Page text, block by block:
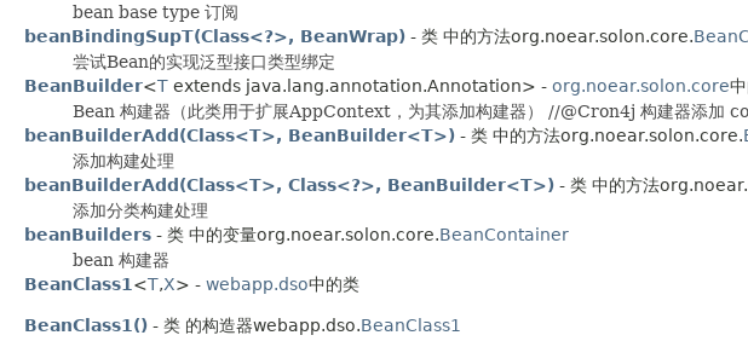
bean base type 订阅
beanBindingSupT(Class<?>, BeanWrap) - 类 中的方法org.noear.solon.core.
尝试Bean的实现泛型接口类型绑定
BeanBuilder<T extends java.lang.annotation.Annotation> - org.noear.solon.core
Bean 构建器（此类用于扩展AppContext，为其添加构建器） //@Cron4j 构建器
beanBuilderAdd(Class<T>, BeanBuilder<T>) - 类 中的方法org.noear.solon.core.
添加构建处理
beanBuilderAdd(Class<T>, Class<?>, BeanBuilder<T>) - 类 中的方法
添加分类构建处理
beanBuilders - 类 中的变量org.noear.solon.core.BeanContainer
bean 构建器
BeanClass1 <T,X> - webapp.dso中的类
BeanClass1() - 类 的构造器webapp.dso.BeanClass1